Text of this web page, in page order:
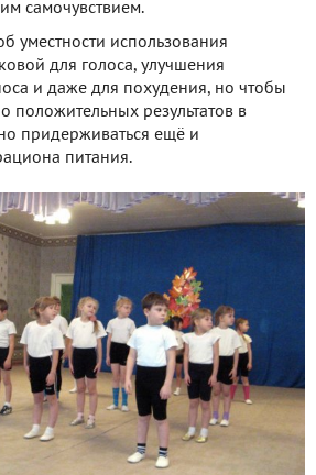
самочувствием.
уместности использования
для голоса, улучшения
и даже для похудения, но чтобы
положительных результатов в
придерживаться ещё и
питания.